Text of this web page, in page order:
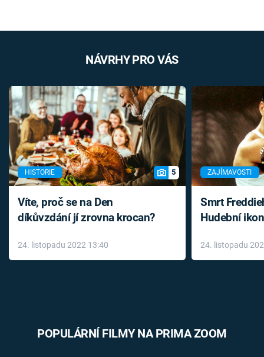
NÁVRHY PRO VÁS
HISTORIE 5
Víte, proč se na Den
díkůvzdání jí zrovna krocan?
24. listopadu 2022 13:40
ZAJÍMAVOSTI
Smrt
Hudební
léky
24. listopadu
POPULÁRNÍ FILMY NA PRIMA ZOOM